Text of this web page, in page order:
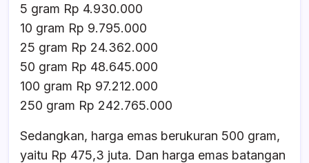
5 gram Rp 4.930.000
10 gram Rp 9.795.000
25 gram Rp 24.362.000
50 gram Rp 48.645.000
100 gram Rp 97.212.000
250 gram Rp 242.765.000
Sedangkan, harga emas berukuran 500 gram,
yaitu Rp 475,3 juta. Dan harga emas batangan